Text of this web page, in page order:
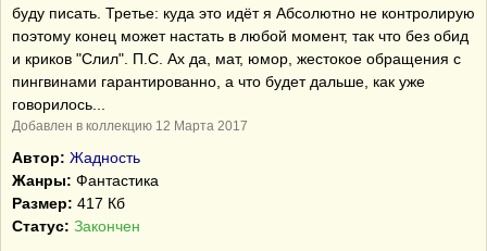
буду писать. Третье: куда это идёт я Абсолютно не контролирую
поэтому конец может настать в любой момент, так что без обид
и криков "Слил". П.С. Ах да, мат, юмор, жестокое обращения с
пингвинами гарантированно, а что будет дальше, как уже
говорилось...
Добавлен в коллекцию 12 Марта 2017
Автор: Жадность
Жанры: Фантастика
Размер: 417 Кб
Статус: Закончен